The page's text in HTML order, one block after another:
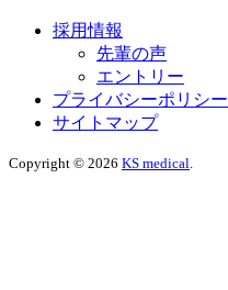
採用情報
先輩の声
エントリー
プライバシーポリシー
サイトマップ
Copyright © 2026 KS medical